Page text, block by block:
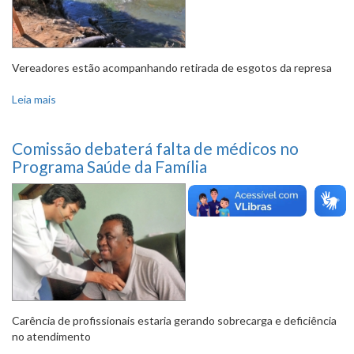
Vereadores estão acompanhando retirada de esgotos da represa
Leia mais
Comissão debaterá falta de médicos no
Programa Saúde da Família
Carência de profissionais estaria gerando sobrecarga e deficiência
no atendimento